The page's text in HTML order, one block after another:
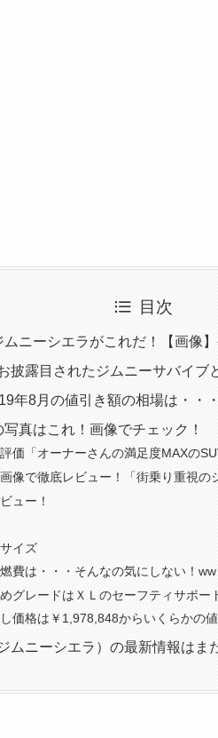
目次
ニーシエラがこれだ！【画像
披露目されたジムニーサバイブ
年8月の値引き額の相場は・・・
真はこれ！画像でチェック！
価「オーナーさんの満足度MAXの
像で徹底レビュー！「街乗り重視の
ュー！
イズ
費は・・・そんなの気にしない！ww
グレードはＸＬのセーフティサポー
価格は￥1,978,848からいくらかの値
ニーシエラ）の最新情報はま